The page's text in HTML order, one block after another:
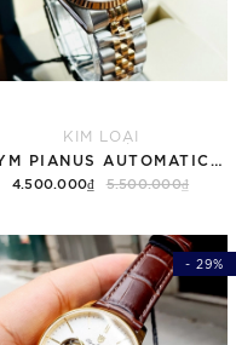
KIM LOẠI
4.500.000₫ 5.500.000₫
- 29%